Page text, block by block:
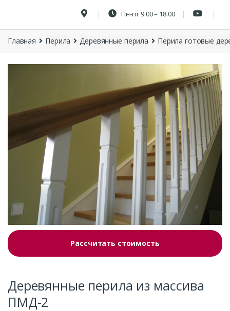
Пн-пт 9.00 – 18.00
Главная Перила Деревянные перила Перила готовые
Рассчитать стоимость
Деревянные перила из массива
ПМД-2